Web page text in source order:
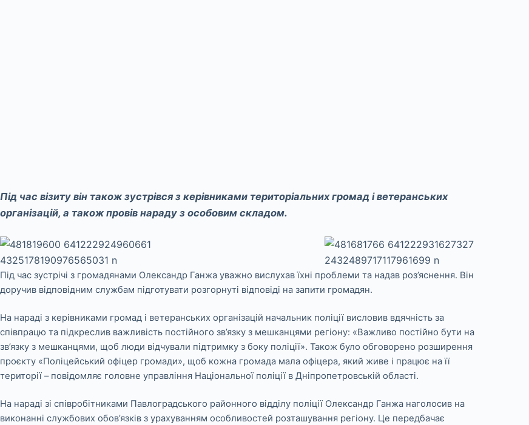
Під час візиту він також зустрівся з керівниками територіальних громад і ветеранських
організацій, а також провів нараду з особовим складом.
Під час зустрічі з громадянами Олександр Ганжа уважно вислухав їхні проблеми та надав роз’яснення. Він
доручив відповідним службам підготувати розгорнуті відповіді на запити громадян.
На нараді з керівниками громад і ветеранських організацій начальник поліції висловив вдячність за
співпрацю та підкреслив важливість постійного зв’язку з мешканцями регіону: «Важливо постійно бути на
зв’язку з мешканцями, щоб люди відчували підтримку з боку поліції». Також було обговорено розширення
проєкту «Поліцейський офіцер громади», щоб кожна громада мала офіцера, який живе і працює на її
території – повідомляє головне управління Національної поліції в Дніпропетровській області.
На нараді зі співробітниками Павлоградського районного відділу поліції Олександр Ганжа наголосив на
виконанні службових обов’язків з урахуванням особливостей розташування регіону. Це передбачає